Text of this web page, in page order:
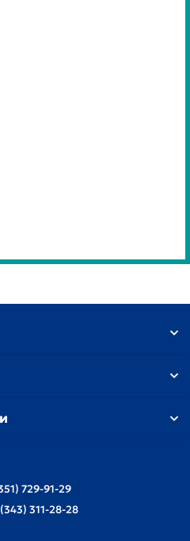
729-91-29
311-28-28